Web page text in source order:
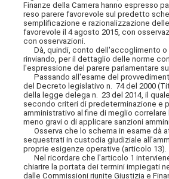
Finanze della Camera hanno espresso
reso parere favorevole sul predetto
semplificazione e razionalizzazione
favorevole il 4 agosto 2015, con
con osservazioni.
Dà, quindi, conto dell'accoglimento o
rinviando, per il dettaglio delle norme
l'espressione del parere parlamentare
Passando all'esame del
del Decreto legislativo n. 74 del 2000
della legge delega n. 23 del 2014, il
secondo criteri di predeterminazione e
amministrativo al fine di meglio
meno gravi o di applicare sanzioni
Osserva che lo schema in esame dà
sequestrati in custodia giudiziale
proprie esigenze operative (articolo 13).
Nel ricordare che l'articolo 1
chiarire la portata dei termini impiegati
dalle Commissioni riunite Giustizia e